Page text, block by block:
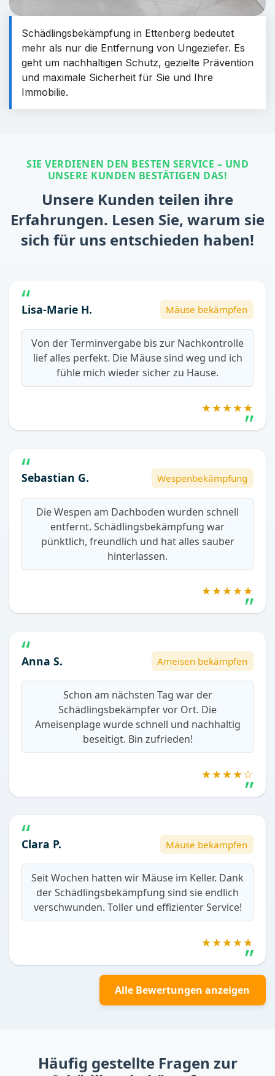
Schädlingsbekämpfung in Ettenberg bedeutet
mehr als nur die Entfernung von Ungeziefer. Es
geht um nachhaltigen Schutz, gezielte Prävention
und maximale Sicherheit für Sie und Ihre
Immobilie.
SIE VERDIENEN DEN BESTEN SERVICE – UND
UNSERE KUNDEN BESTÄTIGEN DAS!
Unsere Kunden teilen ihre
Erfahrungen. Lesen Sie, warum sie
sich für uns entschieden haben!
Lisa-Marie H. Mäuse bekämpfen
Von der Terminvergabe bis zur Nachkontrolle
lief alles perfekt. Die Mäuse sind weg und ich
fühle mich wieder sicher zu Hause.
★★★★★
Sebastian G. Wespenbekämpfung
Die Wespen am Dachboden wurden schnell
entfernt. Schädlingsbekämpfung war
pünktlich, freundlich und hat alles sauber
hinterlassen.
★★★★★
Anna S. Ameisen bekämpfen
Schon am nächsten Tag war der
Schädlingsbekämpfer vor Ort. Die
Ameisenplage wurde schnell und nachhaltig
beseitigt. Bin zufrieden!
★★★★☆
Clara P. Mäuse bekämpfen
Seit Wochen hatten wir Mäuse im Keller. Dank
der Schädlingsbekämpfung sind sie endlich
verschwunden. Toller und effizienter Service!
★★★★★
Alle Bewertungen anzeigen
Häufig gestellte Fragen zur